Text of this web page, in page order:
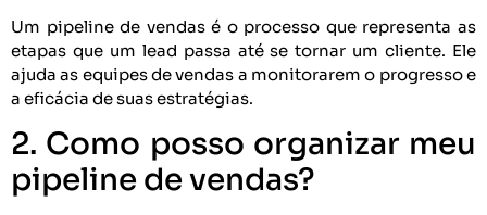
Um pipeline de vendas é o processo que representa as
etapas que um lead passa até se tornar um cliente. Ele
ajuda as equipes de vendas a monitorarem o progresso e
a eficácia de suas estratégias.
2. Como posso organizar meu
pipeline de vendas?